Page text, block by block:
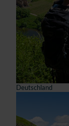
Deutschland